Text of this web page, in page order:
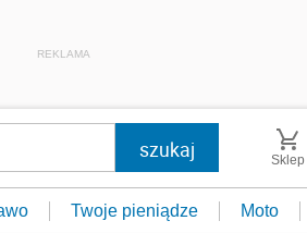
REKLAMA
Sklep
Twoje pieniądze Moto